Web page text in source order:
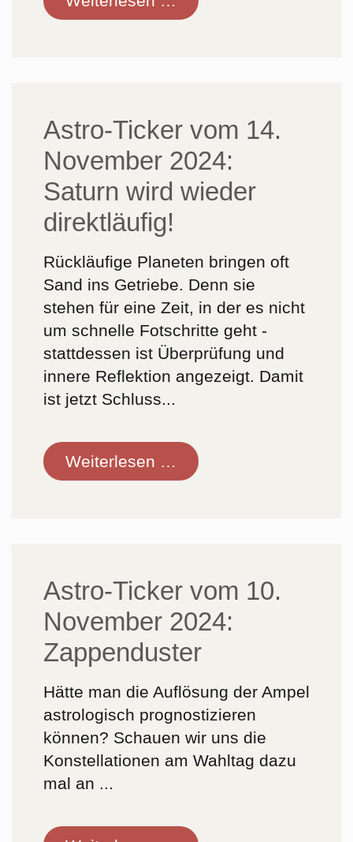
Ticker
Wie
gewonnen,
so
zerronnen?
Astro-Ticker vom 14.
November 2024:
Saturn wird wieder
direktläufig!
Rückläufige Planeten bringen oft
Sand ins Getriebe. Denn sie
stehen für eine Zeit, in der es nicht
um schnelle Fotschritte geht -
stattdessen ist Überprüfung und
innere Reflektion angezeigt. Damit
ist jetzt Schluss...
Weiterlesen … Astro-
Ticker
Saturn
wird
wieder
direktläufig!
Astro-Ticker vom 10.
November 2024:
Zappenduster
Hätte man die Auflösung der Ampel
astrologisch prognostizieren
können? Schauen wir uns die
Konstellationen am Wahltag dazu
mal an ...